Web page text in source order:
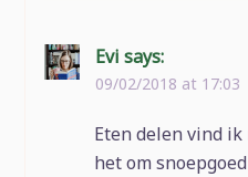
Evi says:
09/02/2018 at 17:03
Eten delen vind
het om